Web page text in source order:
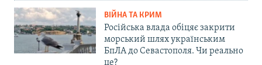
ВІЙНА ТА КРИМ
Російська влада обіцяє закрити
морський шлях українським
БпЛА до Севастополя. Чи реально
це?